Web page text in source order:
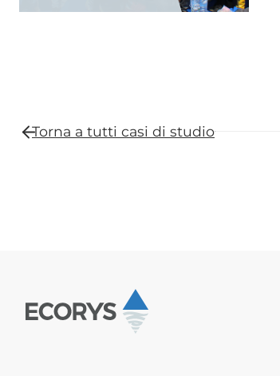
Torna a tutti casi di studio